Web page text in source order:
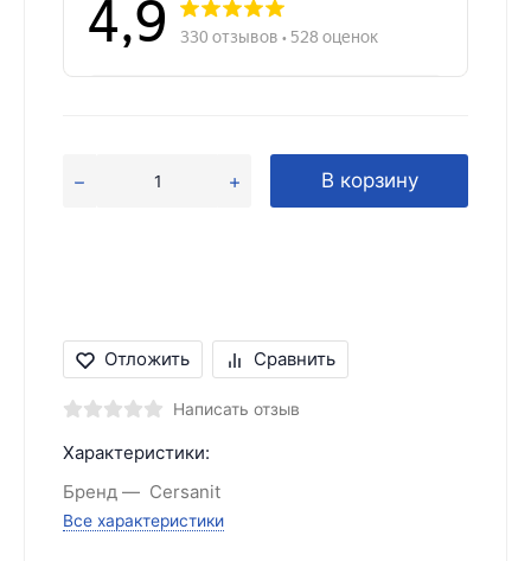
В корзину
Отложить Сравнить
Написать отзыв
Характеристики:
Бренд
Cersanit
Все характеристики